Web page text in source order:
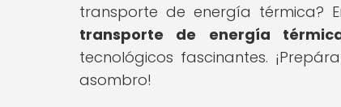
transporte de energía térmica?
transporte de energía
tecnológicos fascinantes.
asombro!